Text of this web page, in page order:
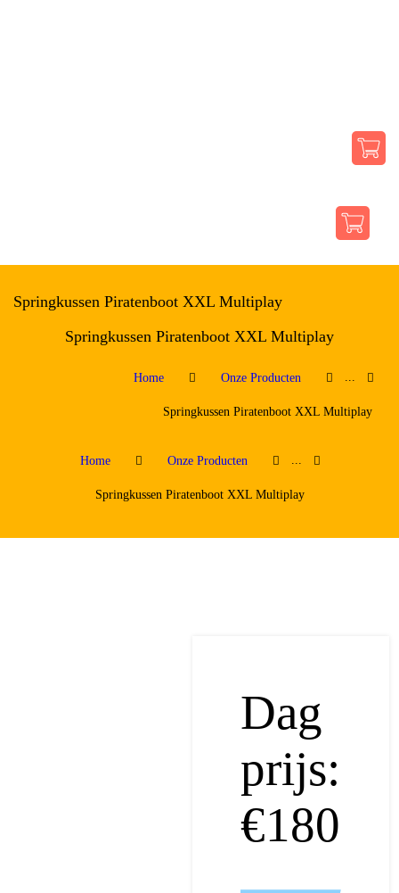
Springkussen Piratenboot XXL Multiplay
Springkussen Piratenboot XXL Multiplay
Home Onze Producten ...
Springkussen Piratenboot XXL Multiplay
Home Onze Producten ...
Springkussen Piratenboot XXL Multiplay
Dag
prijs:
€180